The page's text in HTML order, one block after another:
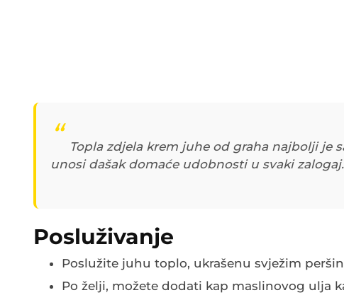
Topla zdjela krem juhe od graha najbolji je
unosi dašak domaće udobnosti u svaki zalogaj.
Posluživanje
Poslužite juhu toplo, ukrašenu svježim
Po želji, možete dodati kap maslinovog ulja